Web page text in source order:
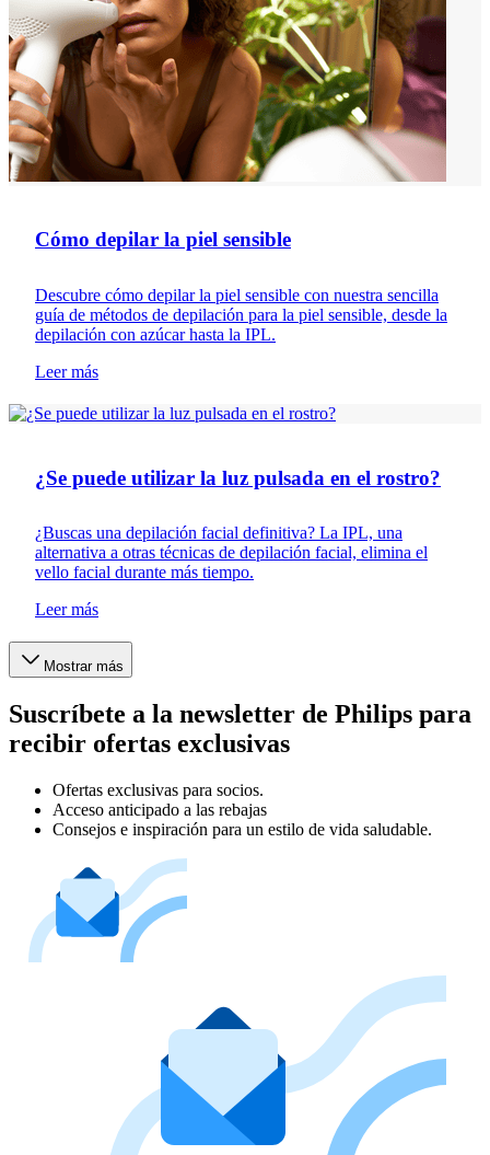
Cómo depilar la piel sensible
Descubre cómo depilar la piel sensible con nuestra sencilla
guía de métodos de depilación para la piel sensible, desde la
depilación con azúcar hasta la IPL.
Leer más
¿Se puede utilizar la luz pulsada en el rostro?
¿Buscas una depilación facial definitiva? La IPL, una
alternativa a otras técnicas de depilación facial, elimina el
vello facial durante más tiempo.
Leer más
Mostrar más
Suscríbete a la newsletter de Philips para
recibir ofertas exclusivas
Ofertas exclusivas para socios.
Acceso anticipado a las rebajas
Consejos e inspiración para un estilo de vida saludable.